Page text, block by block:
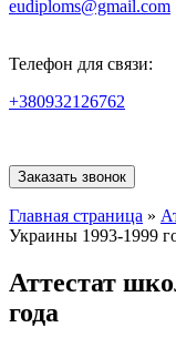
eudiploms@gmail.com
Телефон для связи:
+380932126762
Заказать звонок
Главная страница »
Украины 1993-1999
Аттестат
года